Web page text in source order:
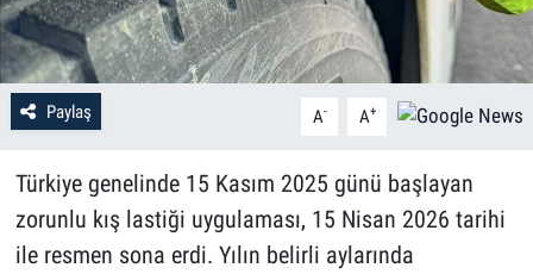
Paylaş A- A+
Türkiye genelinde 15 Kasım 2025 günü başlayan
zorunlu kış lastiği uygulaması, 15 Nisan 2026 tarihi
ile resmen sona erdi. Yılın belirli aylarında